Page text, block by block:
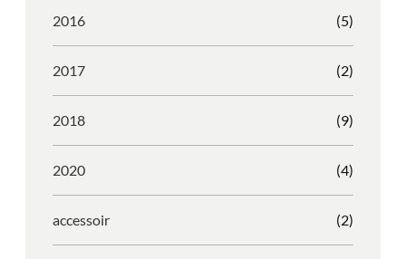
2016 (5)
2017 (2)
2018 (9)
2020 (4)
accessoir (2)